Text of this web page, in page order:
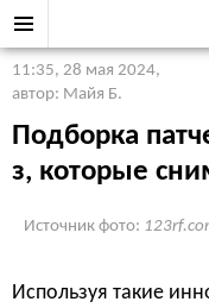
11:35, 28 мая 2024,
автор: Майя Б.
Подборка
з, которые
Источник фото:
Используя такие